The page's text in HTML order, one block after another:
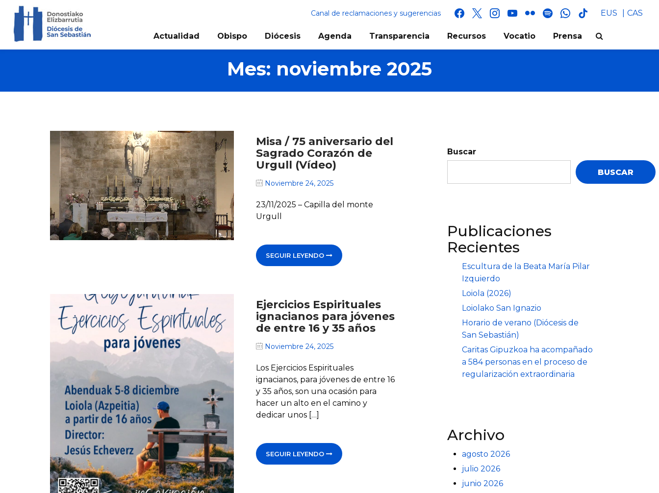
Canal de reclamaciones y sugerencias facebook
x instagram
youtube
flickr spotifywhatsapp
tik
EUS CAS
Actualidad Obispo Diócesis Agenda Transparencia Recursos Vocatio Prensa
Mes: noviembre 2025
Misa / 75 aniversario del
Sagrado Corazón de
Urgull (Vídeo)
Noviembre 24, 2025
23/11/2025 – Capilla del monte
Urgull
SEGUIR LEYENDO
Ejercicios Espirituales
ignacianos para jóvenes
de entre 16 y 35 años
Noviembre 24, 2025
Los Ejercicios Espirituales
ignacianos, para jóvenes de entre 16
y 35 años, son una ocasión para
hacer un alto en el camino y
dedicar unos […]
SEGUIR LEYENDO
Buscar
BUSCAR
Publicaciones
Recientes
Escultura de la Beata María Pilar
Izquierdo
Loiola (2026)
Loiolako San Ignazio
Horario de verano (Diócesis de
San Sebastián)
Caritas Gipuzkoa ha acompañado
a 584 personas en el proceso de
regularización extraordinaria
Archivo
agosto 2026
julio 2026
junio 2026